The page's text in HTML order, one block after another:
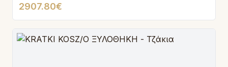
ΚΕΡΑΜΙΚΑ TERMOTEC
2907.80€